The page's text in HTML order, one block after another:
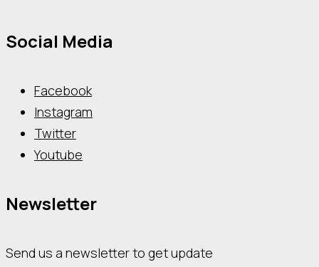
Social Media
Facebook
Instagram
Twitter
Youtube
Newsletter
Send us a newsletter to get update